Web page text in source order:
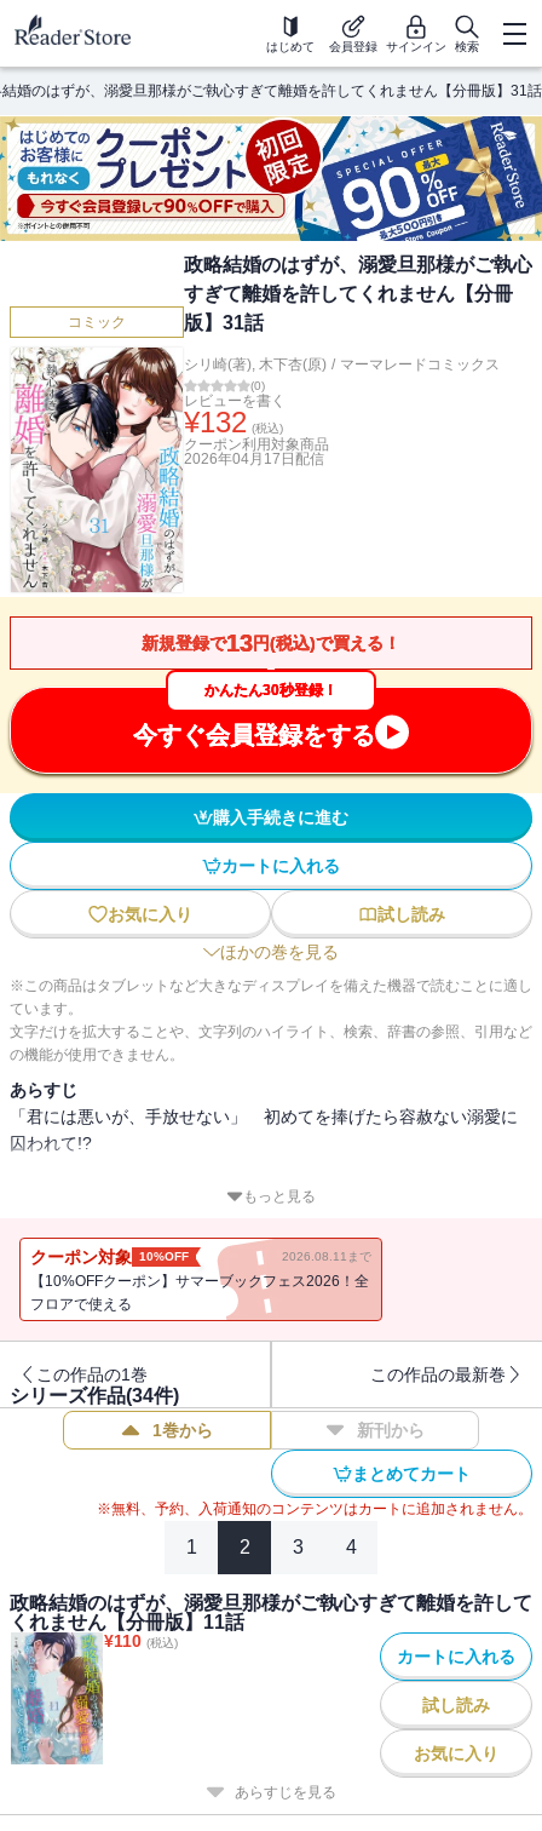
はじめて 会員登録 サインイン 検索
婚のはずが、溺愛旦那様がご執心すぎて離婚を許してくれません【分冊版】31話
コミック
政略結婚のはずが、溺愛旦那様がご執心
すぎて離婚を許してくれません【分冊
版】31話
シリ崎(著), 木下杏(原) / マーマレードコミックス
(0)
レビューを書く
¥132 (税込)
クーポン利用対象商品
2026年04月17日 配信
新規登録で13円(税込)で買える！
かんたん30秒登録！
今すぐ会員登録をする
購入手続きに進む
カートに入れる
お気に入り
試し読み
ほかの巻を見る
※この商品はタブレットなど大きなディスプレイを備えた機器で読むことに適し
ています。
文字だけを拡大することや、文字列のハイライト、検索、辞書の参照、引用など
の機能が使用できません。
あらすじ
「君には悪いが、手放せない」 初めてを捧げたら容赦ない溺愛に
囚われて!?
恋愛未経験の伊織は、エリート社長・尊成と期間限定の政略結婚を
見せる甘い素顔に心を奪われていく。そしてある夜、尊成に本能の
まま初めてを捧げ、身も心も蕩けるほど満たされて…!?「俺は君との
結婚を望んでいた」――離婚前提かりそめ夫婦のはずが、一途に情
もっと見る
クーポン対象 10%OFF 2026.08.11まで
【10%OFFクーポン】サマーブックフェス2026！全
フロアで使える
この作品の1巻 この作品の最新巻
シリーズ作品(34件)
1巻から 新刊から
まとめてカート
※無料、予約、入荷通知のコンテンツはカートに追加されません。
1 2 3 4
政略結婚のはずが、溺愛旦那様がご執心すぎて離婚を許して
くれません【分冊版】11話
¥110 (税込)
カートに入れる
試し読み
お気に入り
あらすじを見る